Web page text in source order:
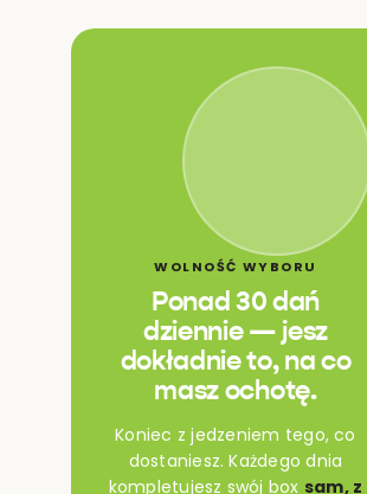
WOLNOŚĆ WYBORU
Ponad 30 dań
dziennie — jesz
dokładnie to, na co
masz ochotę.
Koniec z jedzeniem tego, co
dostaniesz. Każdego dnia
kompletujesz swój box sam, z